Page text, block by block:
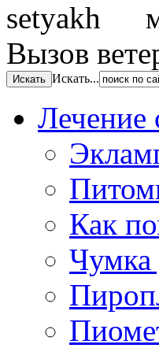
Вызов
Искать...
Лечение
Как
Чумка